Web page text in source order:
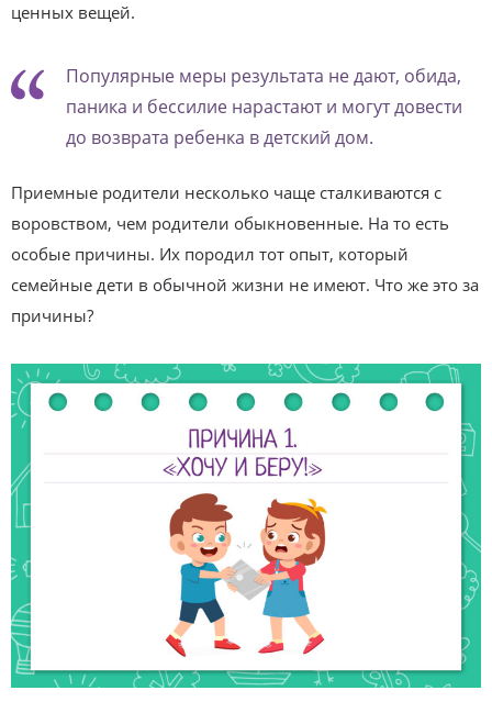
ценных вещей.
Популярные меры результата не дают, обида,
паника и бессилие нарастают и могут довести
до возврата ребенка в детский дом.
Приемные родители несколько чаще сталкиваются с
воровством, чем родители обыкновенные. На то есть
особые причины. Их породил тот опыт, который
семейные дети в обычной жизни не имеют. Что же это за
причины?